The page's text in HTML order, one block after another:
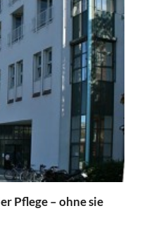
Pflege – ohne sie